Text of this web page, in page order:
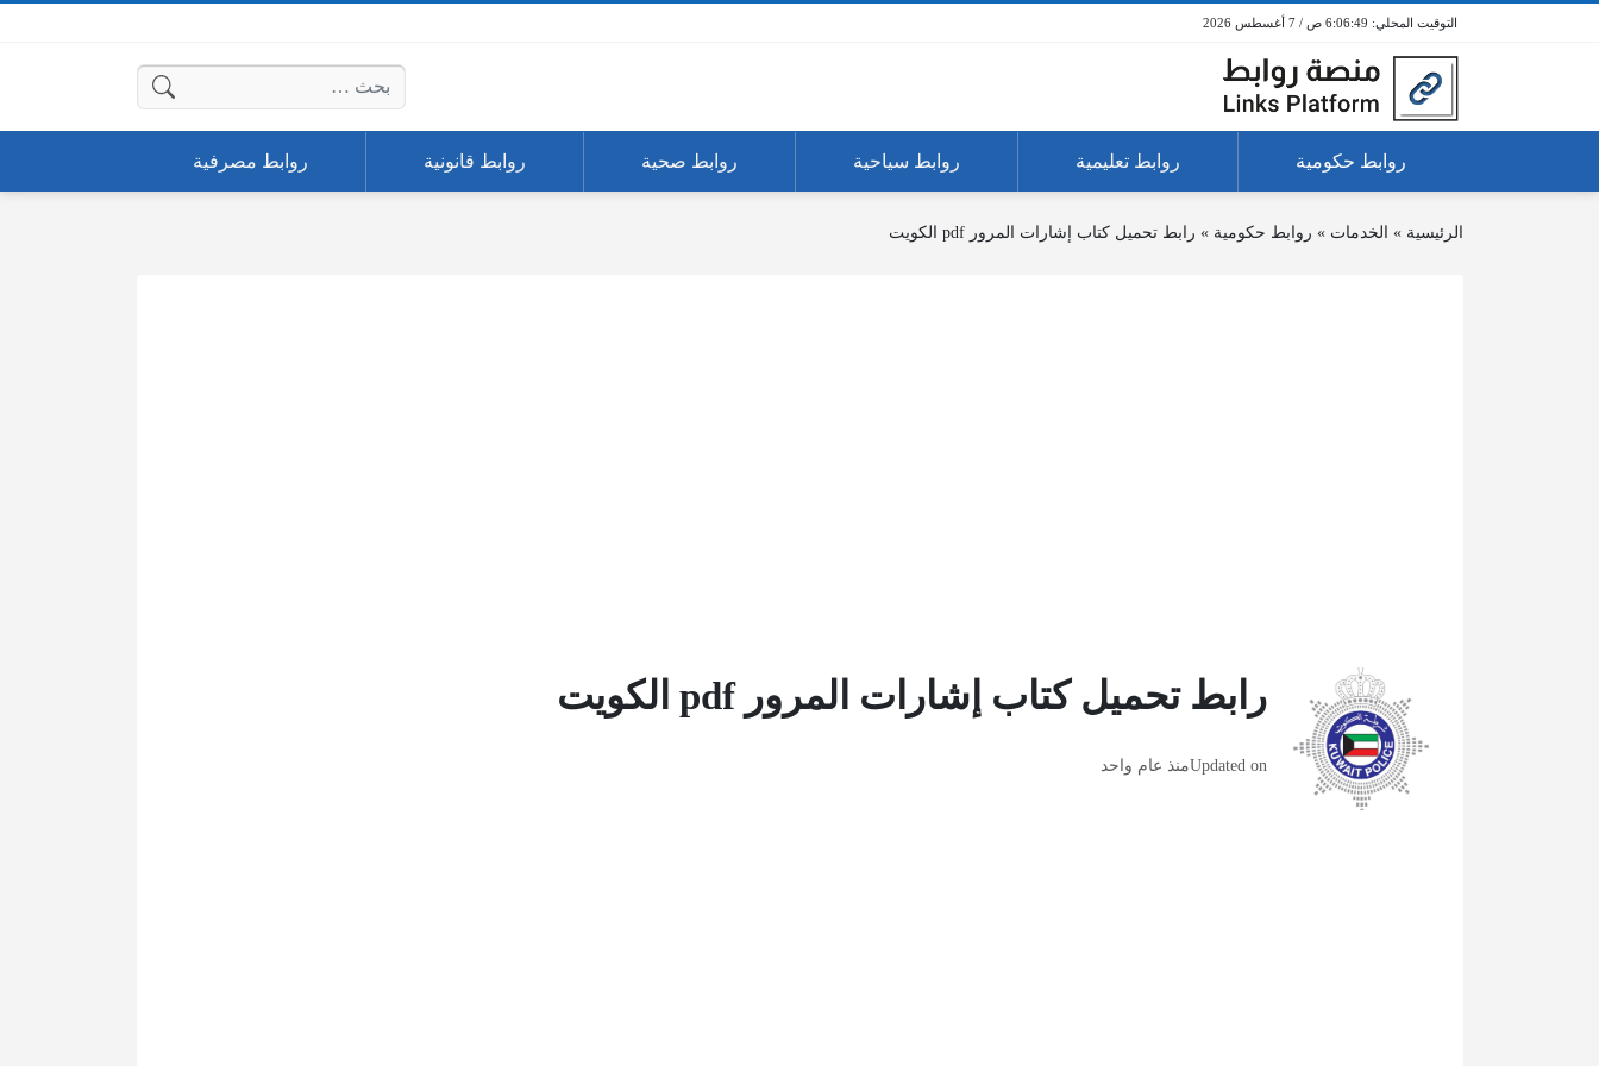
6:06:49 ص / 7 أغسطس 2026
البحث عن:
روابط حكومية روابط تعليمية روابط سياحية روابط صحية روابط قانونية روابط مصرفية
الرئيسية » الخدمات » روابط حكومية » رابط تحميل كتاب إشارات المرور‎pdf ‎ الكويت
رابط تحميل كتاب إشارات المرور‎pdf ‎ الكويت
Updated onمنذ عام واحد